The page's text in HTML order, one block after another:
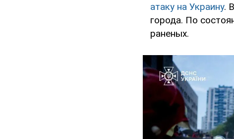
атаку на Украину.
города. По
раненых.